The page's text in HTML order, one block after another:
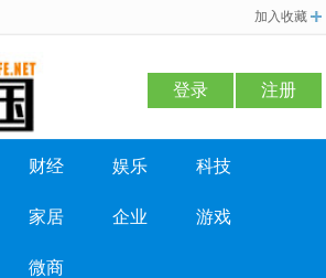
加入收藏
登录 注册
财经 娱乐 科技
家居 企业 游戏
微商